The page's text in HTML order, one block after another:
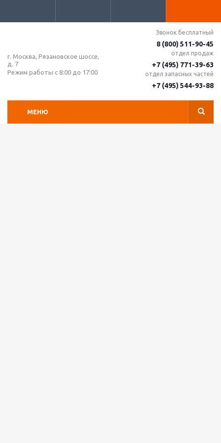
г. Москва, Рязановское шоссе,
д. 7
Режим работы с 8:00 до 17:00
Звонок бесплатный
8 (800) 511-90-45
отдел продаж
+7 (495) 771-39-63
отдел запасных частей
+7 (495) 544-93-88
МЕНЮ